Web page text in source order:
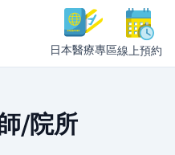
日本醫療專區線上預約
/院所